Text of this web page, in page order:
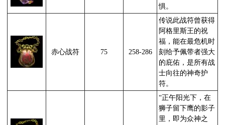
惧。
赤心战符 75 258-286
传说此战符曾获得
阿格里斯王的祝
福，能在最危机时
刻给予佩带者强大
的庇佑，是所有战
士向往的神奇护
符。
“正午阳光下，在
狮子留下鹰的影子
里，即为众神之